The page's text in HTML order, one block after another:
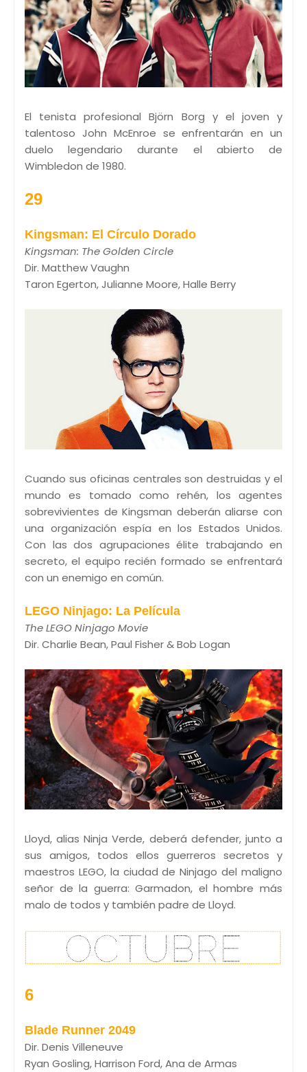
El tenista profesional Björn Borg y el joven y
talentoso John McEnroe se enfrentarán en un
duelo legendario durante el abierto de
Wimbledon de 1980.
29
Kingsman: El Círculo Dorado
Kingsman: The Golden Circle
Dir. Matthew Vaughn
Taron Egerton, Julianne Moore, Halle Berry
Cuando sus oficinas centrales son destruidas y el
mundo es tomado como rehén, los agentes
sobrevivientes de Kingsman deberán aliarse con
una organización espía en los Estados Unidos.
Con las dos agrupaciones élite trabajando en
secreto, el equipo recién formado se enfrentará
con un enemigo en común.
LEGO Ninjago: La Película
The LEGO Ninjago Movie
Dir. Charlie Bean, Paul Fisher & Bob Logan
Lloyd, alias Ninja Verde, deberá defender, junto a
sus amigos, todos ellos guerreros secretos y
maestros LEGO, la ciudad de Ninjago del maligno
señor de la guerra: Garmadon, el hombre más
malo de todos y también padre de Lloyd.
6
Blade Runner 2049
Dir. Denis Villeneuve
Ryan Gosling, Harrison Ford, Ana de Armas